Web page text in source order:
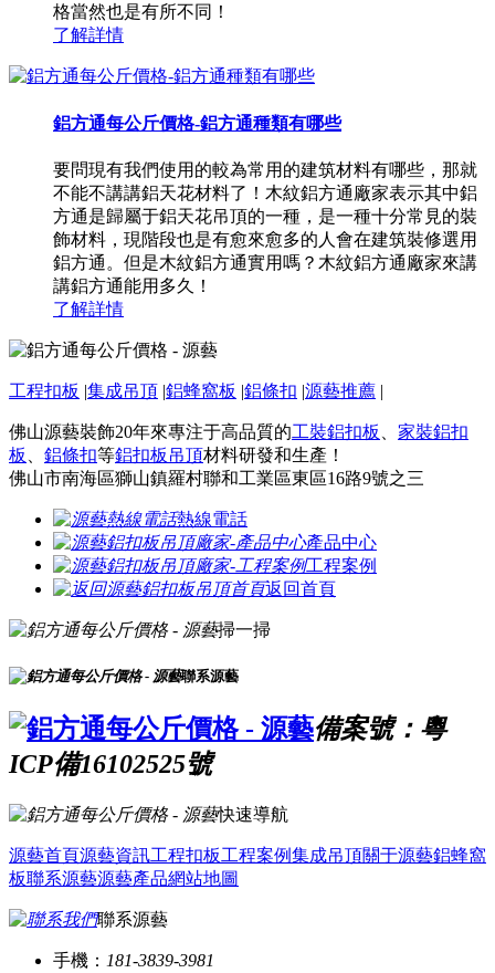
格當然也是有所不同！
了解詳情
鋁方通每公斤價格-鋁方通種類有哪些
要問現有我們使用的較為常用的建筑材料有哪些，那就
不能不講講鋁天花材料了！木紋鋁方通廠家表示其中鋁
方通是歸屬于鋁天花吊頂的一種，是一種十分常見的裝
飾材料，現階段也是有愈來愈多的人會在建筑裝修選用
鋁方通。但是木紋鋁方通實用嗎？木紋鋁方通廠家來講
講鋁方通能用多久！
了解詳情
工程扣板 |集成吊頂 |鋁蜂窩板 |鋁條扣 |源藝推薦 |
佛山源藝裝飾20年來專注于高品質的工裝鋁扣板
家裝鋁扣
板
鋁條扣等鋁扣板吊頂材料研發和生產！
佛山市南海區獅山鎮羅村聯和工業區東區16路9號之三
熱線電話
產品中心
工程案例
返回首頁
掃一掃
聯系源藝
備案號：粵
ICP備16102525號
快速導航
源藝首頁源藝資訊工程扣板工程案例集成吊頂關于源藝鋁蜂窩
板聯系源藝源藝產品網站地圖
聯系源藝
手機： 181-3839-3981